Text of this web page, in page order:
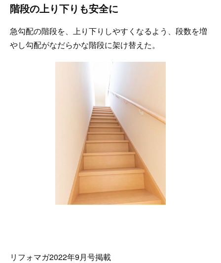
階段の上り下りも安全に
急勾配の階段を、上り下りしやすくなるよう、段数を増
やし勾配がなだらかな階段に架け替えた。
リフォマガ2022年9月号掲載